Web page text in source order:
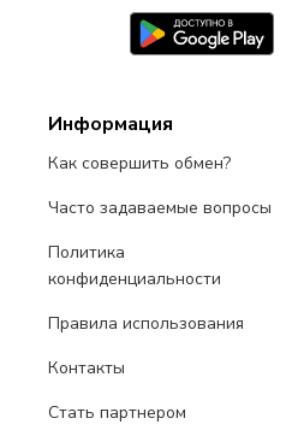
Информация
Как совершить обмен?
Часто задаваемые вопросы
Политика
конфиденциальности
Правила использования
Контакты
Стать партнером